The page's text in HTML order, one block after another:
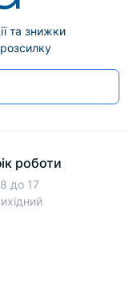
та знижки
роботи
до 17